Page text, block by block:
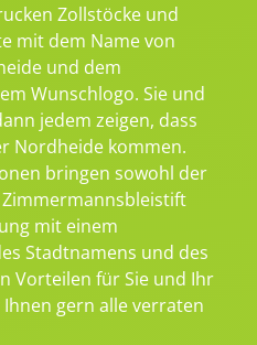
Zollstöcke und
mit dem Name von
und dem
Wunschlogo. Sie und
jedem zeigen, dass
Nordheide kommen.
bringen sowohl der
mit einem
Stadtnamens und des
Vorteilen für Sie und Ihr
gern alle verraten